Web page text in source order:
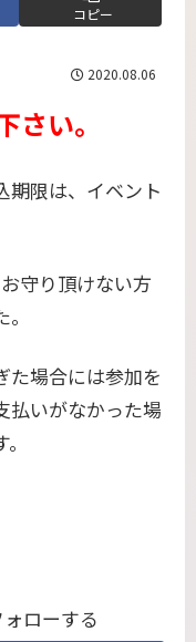
コピー
2020.08.06
さい。
期限は、イベント
守り頂けない方
た場合には参加を
払いがなかった場
ローする